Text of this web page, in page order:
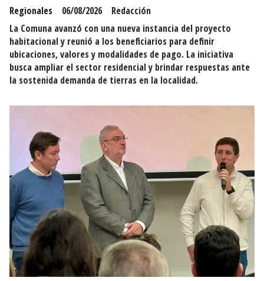
Redacción
Regionales
06/08/2026
La Comuna avanzó con una nueva instancia del proyecto
habitacional y reunió a los beneficiarios para definir
ubicaciones, valores y modalidades de pago. La iniciativa
busca ampliar el sector residencial y brindar respuestas ante
la sostenida demanda de tierras en la localidad.